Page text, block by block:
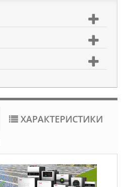
ХАРАКТЕРИСТИКИ